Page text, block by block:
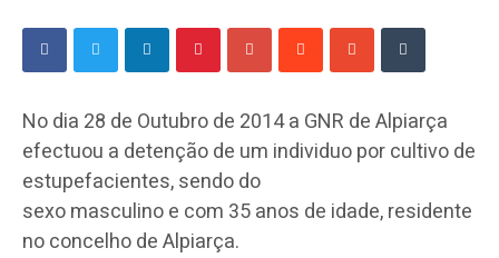
No dia 28 de Outubro de 2014 a GNR de Alpiarça
efectuou a detenção de um individuo por cultivo de
estupefacientes, sendo do
sexo masculino e com 35 anos de idade, residente
no concelho de Alpiarça.